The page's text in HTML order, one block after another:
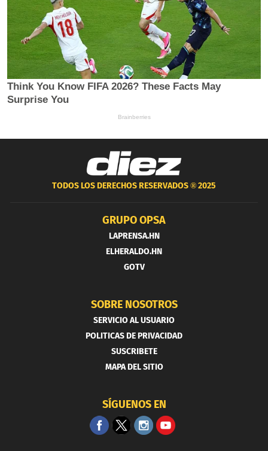
TODOS LOS DERECHOS RESERVADOS ®2025
GRUPO OPSA
LAPRENSA.HN
ELHERALDO.HN
GOTV
SOBRE NOSOTROS
SERVICIO AL USUARIO
POLITICAS DE PRIVACIDAD
SUSCRIBETE
MAPA DEL SITIO
SÍGUENOS EN